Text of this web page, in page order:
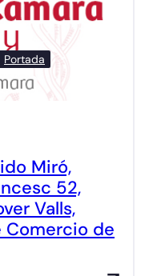
Portada
Miró,
52,
Valls,
Comercio de